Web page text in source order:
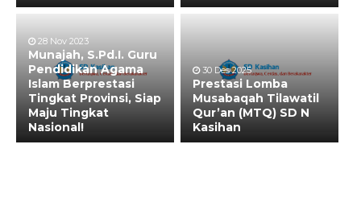
28 Nov 2023
Munajah, S.Pd.I. Guru
Pendidikan Agama
Islam Berprestasi
Tingkat Provinsi, Siap
Maju Tingkat
Nasional!
30 Des 2025
Prestasi Lomba
Musabaqah Tilawatil
Qur’an (MTQ) SD N
Kasihan